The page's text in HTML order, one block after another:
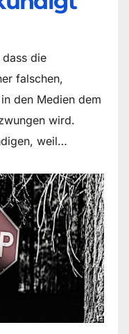
die
falschen,
den Medien dem
wird.
weil…